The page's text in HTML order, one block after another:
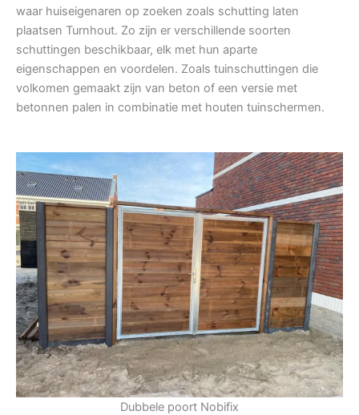
waar huiseigenaren op zoeken zoals schutting laten
plaatsen Turnhout. Zo zijn er verschillende soorten
schuttingen beschikbaar, elk met hun aparte
eigenschappen en voordelen. Zoals tuinschuttingen die
volkomen gemaakt zijn van beton of een versie met
betonnen palen in combinatie met houten tuinschermen.
Dubbele poort Nobifix